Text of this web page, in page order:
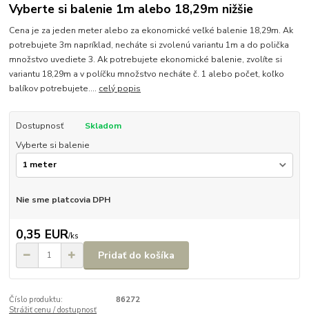
Vyberte si balenie 1m alebo 18,29m nižšie
Cena je za jeden meter alebo za ekonomické veľké balenie 18,29m. Ak
potrebujete 3m napríklad, necháte si zvolenú variantu 1m a do polička
množstvo uvediete 3. Ak potrebujete ekonomické balenie, zvolíte si
variantu 18,29m a v políčku množstvo necháte č. 1 alebo počet, koľko
balíkov potrebujete.... celý popis
Dostupnosť
Skladom
Vyberte si balenie
Nie sme platcovia DPH
0,35 EUR/ks
Pridať do košíka
Číslo produktu:
86272
Strážiť cenu / dostupnosť